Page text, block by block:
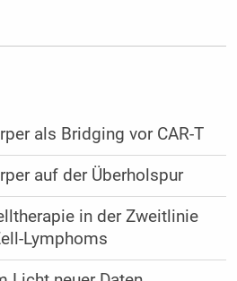
als Bridging vor CAR-T
auf der Überholspur
in der Zweitlinie
Lymphoms